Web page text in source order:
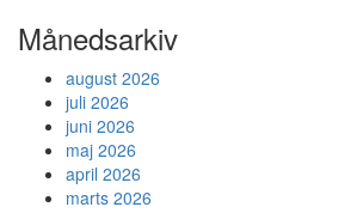
Månedsarkiv
august 2026
juli 2026
juni 2026
maj 2026
april 2026
marts 2026